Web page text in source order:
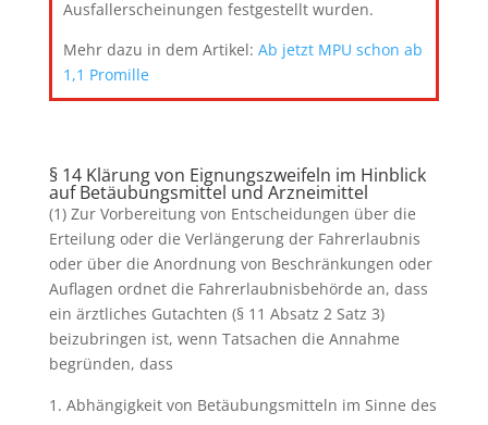
Ausfallerscheinungen festgestellt wurden.
Mehr dazu in dem Artikel: Ab jetzt MPU schon ab
1,1 Promille
§ 14 Klärung von Eignungszweifeln im Hinblick
auf Betäubungsmittel und Arzneimittel
(1) Zur Vorbereitung von Entscheidungen über die
Erteilung oder die Verlängerung der Fahrerlaubnis
oder über die Anordnung von Beschränkungen oder
Auflagen ordnet die Fahrerlaubnisbehörde an, dass
ein ärztliches Gutachten (§ 11 Absatz 2 Satz 3)
beizubringen ist, wenn Tatsachen die Annahme
begründen, dass
Abhängigkeit von Betäubungsmitteln im Sinne des